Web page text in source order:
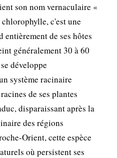
son nom vernaculaire «
c'est une
entièrement de ses hôtes
généralement 30 à 60
développe
système racinaire
de ses plantes
disparaissant après la
des régions
Orient, cette espèce
où persistent ses